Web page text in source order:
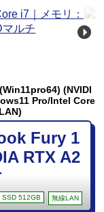
(NVIDI
Pro/Intel Core
Fury 1
RTX A2
SSD 512GB 無線LAN